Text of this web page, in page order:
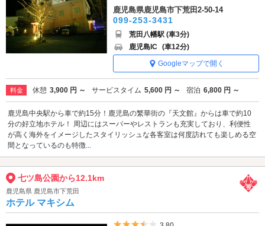
鹿児島県鹿児島市下荒田2-50-14
099-253-3431
荒田八幡駅 (車3分)
鹿児島IC (車12分)
Googleマップで開く
料金 休憩 3,900 円 ～ サービスタイム 5,600 円 ～ 宿泊 6,800 円 ～
鹿児島中央駅から車で約15分！鹿児島の繁華街の『天文館』からは車で約10
分の好立地ホテル！ 周辺にはスーパーやレストランも充実しており、利便性
が高く海外をイメージしたスタイリッシュな各客室は何度訪れても楽しめる空
間となっているのも特徴...
七ツ島公園から12.1km
鹿児島県 鹿児島市下荒田
ホテル マキシム